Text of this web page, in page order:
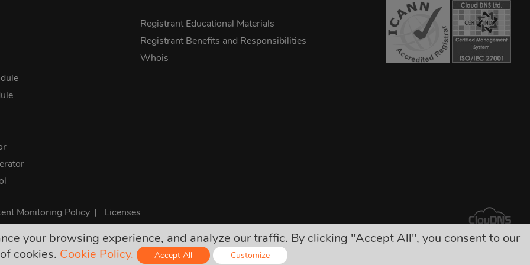
Registrant Educational Materials
Registrant Benefits and Responsibilities
Whois
Monitoring Policy | Licenses
कीमतें अंतिम हैं और सभी आवश्यक कर इसमें शामिल हैं। कोई अन्य छुपा शुल्क नहीं!
your browsing experience, and analyze our traffic. By clicking "Accept All", you consent to our
cookies. Cookie Policy. Accept All Customize